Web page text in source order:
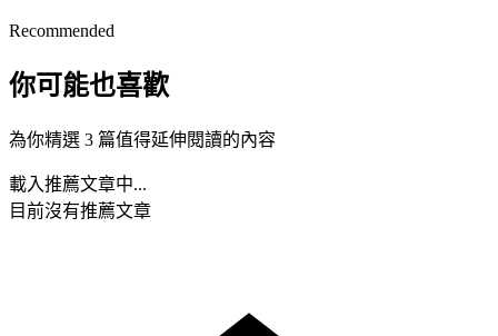
Recommended
你可能也喜歡
為你精選 3 篇值得延伸閱讀的內容
載入推薦文章中...
目前沒有推薦文章